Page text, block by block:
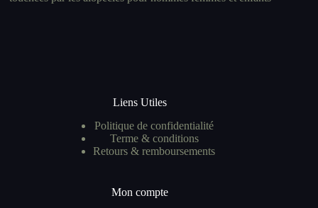
Liens Utiles
Politique de confidentialité
Terme & conditions
Retours & remboursements
Mon compte